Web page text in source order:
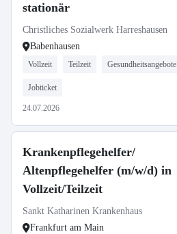
stationär
Christliches Sozialwerk Harreshausen
Babenhausen
Vollzeit Teilzeit Gesundheitsangebote
Jobticket
24.07.2026
Krankenpflegehelfer/
Altenpflegehelfer (m/w/d) in
Vollzeit/Teilzeit
Sankt Katharinen Krankenhaus
Frankfurt am Main